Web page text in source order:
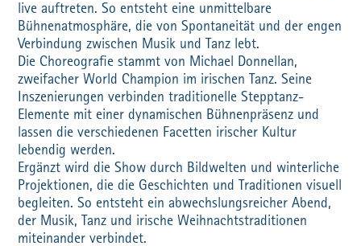
live auftreten. So entsteht eine unmittelbare
Bühnenatmosphäre, die von Spontaneität und der engen
Verbindung zwischen Musik und Tanz lebt.
Die Choreografie stammt von Michael Donnellan,
zweifacher World Champion im irischen Tanz. Seine
Inszenierungen verbinden traditionelle Stepptanz-
Elemente mit einer dynamischen Bühnenpräsenz und
lassen die verschiedenen Facetten irischer Kultur
lebendig werden.
Ergänzt wird die Show durch Bildwelten und winterliche
Projektionen, die die Geschichten und Traditionen visuell
begleiten. So entsteht ein abwechslungsreicher Abend,
der Musik, Tanz und irische Weihnachtstraditionen
miteinander verbindet.